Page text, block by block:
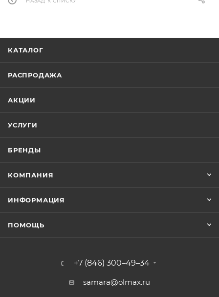
КАТАЛОГ
РАСПРОДАЖА
АКЦИИ
УСЛУГИ
БРЕНДЫ
КОМПАНИЯ
ИНФОРМАЦИЯ
ПОМОЩЬ
+7 (846) 300–49–34
samara@olmax.ru